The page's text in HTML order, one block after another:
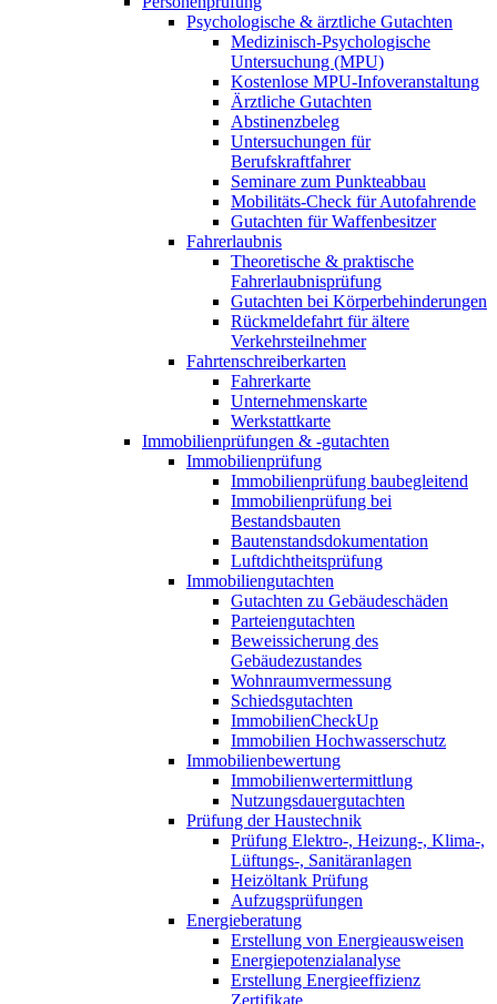
Psychologische & ärztliche Gutachten
Medizinisch-Psychologische
Untersuchung (MPU)
Kostenlose MPU-Infoveranstaltung
Ärztliche Gutachten
Abstinenzbeleg
Untersuchungen für
Berufskraftfahrer
Seminare zum Punkteabbau
Mobilitäts-Check für Autofahrende
Gutachten für Waffenbesitzer
Fahrerlaubnis
Theoretische & praktische
Fahrerlaubnisprüfung
Gutachten bei Körperbehinderungen
Rückmeldefahrt für ältere
Verkehrsteilnehmer
Fahrtenschreiberkarten
Fahrerkarte
Unternehmenskarte
Werkstattkarte
Immobilienprüfungen & -gutachten
Immobilienprüfung
Immobilienprüfung baubegleitend
Immobilienprüfung bei
Bestandsbauten
Bautenstandsdokumentation
Luftdichtheitsprüfung
Immobiliengutachten
Gutachten zu Gebäudeschäden
Parteiengutachten
Beweissicherung des
Gebäudezustandes
Wohnraumvermessung
Schiedsgutachten
ImmobilienCheckUp
Immobilien Hochwasserschutz
Immobilienbewertung
Immobilienwertermittlung
Nutzungsdauergutachten
Prüfung der Haustechnik
Prüfung Elektro-, Heizung-, Klima-,
Lüftungs-, Sanitäranlagen
Heizöltank Prüfung
Aufzugsprüfungen
Energieberatung
Erstellung von Energieausweisen
Energiepotenzialanalyse
Erstellung Energieeffizienz
Zertifikate